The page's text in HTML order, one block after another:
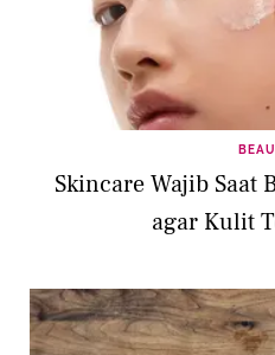
Skincare Wajib Saat
agar Kulit